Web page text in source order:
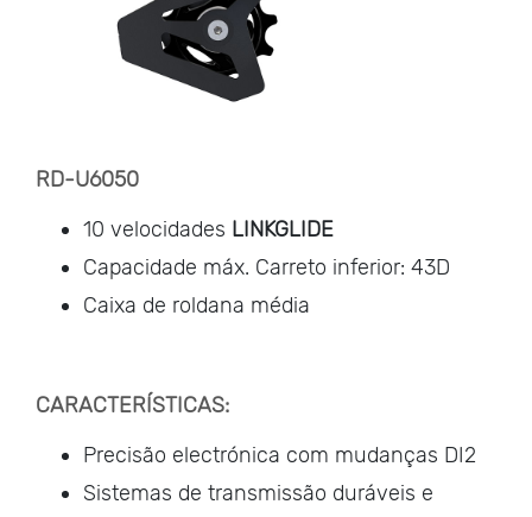
RD-U6050
10 velocidades LINKGLIDE
Capacidade máx. Carreto inferior: 43D
Caixa de roldana média
CARACTERÍSTICAS:
Precisão electrónica com mudanças DI2
Sistemas de transmissão duráveis e